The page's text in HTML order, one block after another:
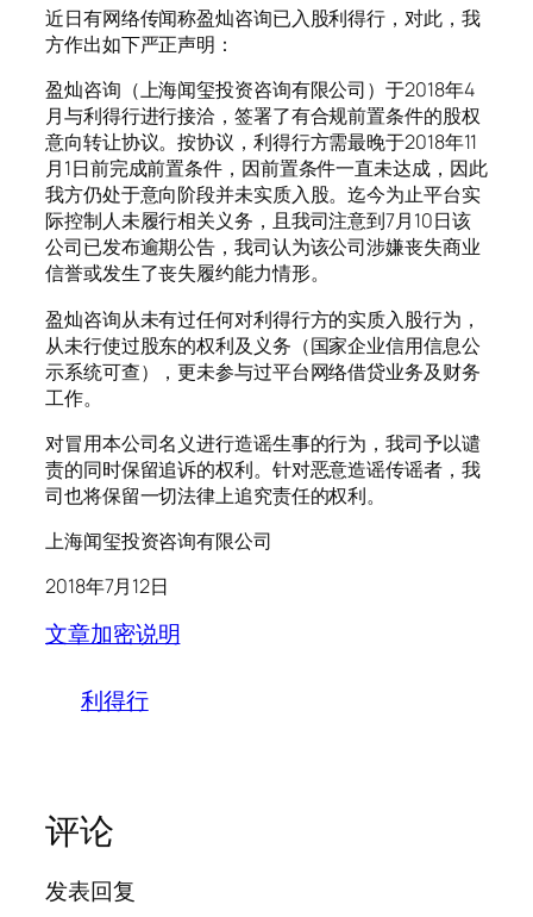
近日有网络传闻称盈灿咨询已入股利得行，对此，我
方作出如下严正声明：
盈灿咨询（上海闻玺投资咨询有限公司）于2018年4
月与利得行进行接洽，签署了有合规前置条件的股权
意向转让协议。按协议，利得行方需最晚于2018年11
月1日前完成前置条件，因前置条件一直未达成，因此
我方仍处于意向阶段并未实质入股。迄今为止平台实
际控制人未履行相关义务，且我司注意到7月10日该
公司已发布逾期公告，我司认为该公司涉嫌丧失商业
信誉或发生了丧失履约能力情形。
盈灿咨询从未有过任何对利得行方的实质入股行为，
从未行使过股东的权利及义务（国家企业信用信息公
示系统可查），更未参与过平台网络借贷业务及财务
工作。
对冒用本公司名义进行造谣生事的行为，我司予以谴
责的同时保留追诉的权利。针对恶意造谣传谣者，我
司也将保留一切法律上追究责任的权利。
上海闻玺投资咨询有限公司
2018年7月12日
文章加密说明
利得行
评论
发表回复